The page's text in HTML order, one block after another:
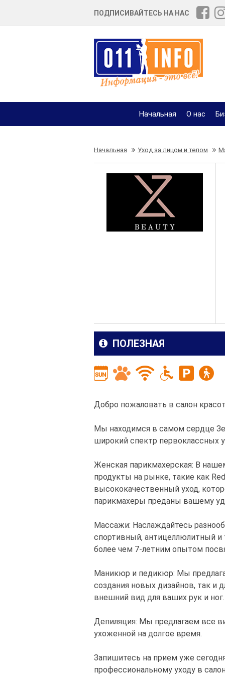
ПОДПИСИВАЙТЕСЬ НА НАС
Начальная О нас
Начальная Уход за лицом и телом
ПОЛЕЗНАЯ
Добро пожаловать в салон
Мы находимся в самом сердце
широкий спектр первоклассных
Женская парикмахерская: В
продукты на рынке, такие как
высококачественный уход,
парикмахеры преданы вашему
Массажи: Наслаждайтесь
спортивный, антицеллюлитный
более чем 7-летним опытом
Маникюр и педикюр: Мы
создания новых дизайнов, так и
внешний вид для ваших рук и ног.
Депиляция: Мы предлагаем все
ухоженной на долгое время.
Запишитесь на прием уже
профессиональному уходу в